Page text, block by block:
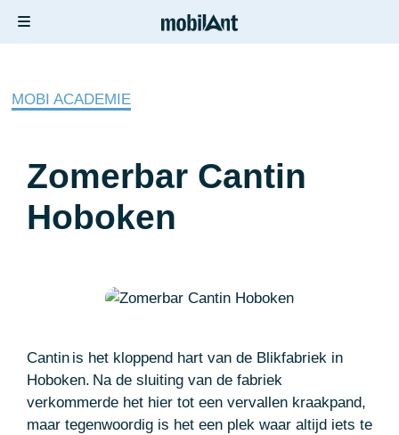
MOBI ACADEMIE
Zomerbar Cantin
Hoboken
Cantin is het kloppend hart van de Blikfabriek in
Hoboken. Na de sluiting van de fabriek
verkommerde het hier tot een vervallen kraakpand,
maar tegenwoordig is het een plek waar altijd iets te